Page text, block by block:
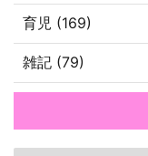
育児 (169)
雑記 (79)